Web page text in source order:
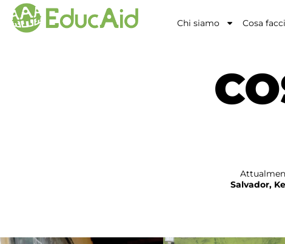
Chi siamo Cosa
Salvador,